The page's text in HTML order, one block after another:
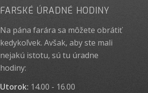
FARSKÉ ÚRADNÉ HODINY
Na pána farára sa môžete obrátiť
kedykoľvek. Avšak, aby ste mali
nejakú istotu, sú tu úradne
hodiny:
Utorok: 14.00 - 16.00